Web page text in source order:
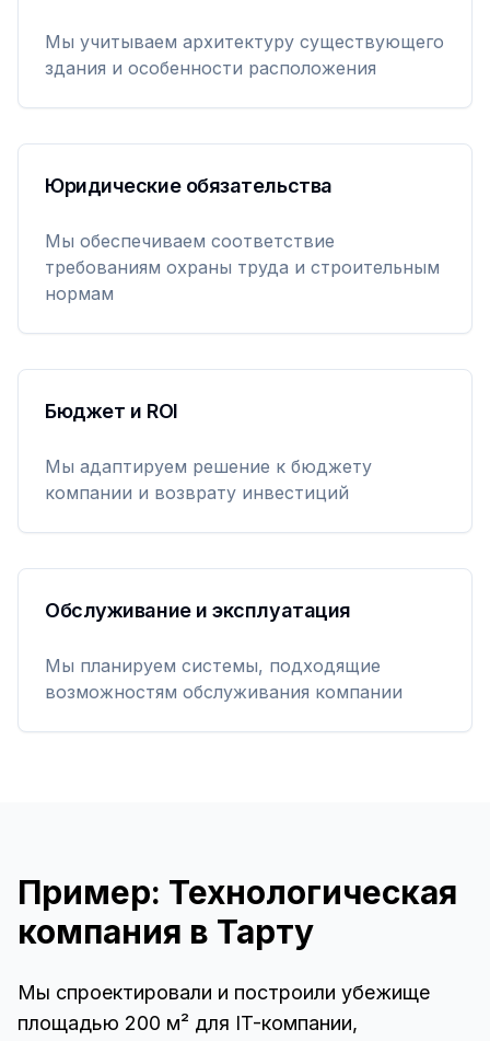
Мы учитываем архитектуру существующего
здания и особенности расположения
Юридические обязательства
Мы обеспечиваем соответствие
требованиям охраны труда и строительным
нормам
Бюджет и ROI
Мы адаптируем решение к бюджету
компании и возврату инвестиций
Обслуживание и эксплуатация
Мы планируем системы, подходящие
возможностям обслуживания компании
Пример: Технологическая
компания в Тарту
Мы спроектировали и построили убежище
площадью 200 м² для IT-компании,